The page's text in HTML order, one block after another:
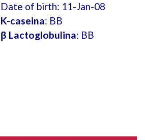
Date of birth: 11-Jan-08
K-caseina: BB
β Lactoglobulina: BB